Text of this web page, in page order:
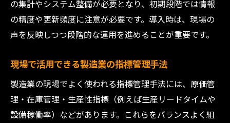
の集計やシステム整備が必要となり、初期段階では情報
の精度や更新頻度に注意が必要です。導入時は、現場の
声を反映しつつ段階的な運用を進めることが重要です。
現場で活用できる製造業の指標管理手法
製造業の現場でよく使われる指標管理手法には、原価管
理・在庫管理・生産性指標（例えば生産リードタイムや
設備稼働率）などがあります。これらをバランスよく組